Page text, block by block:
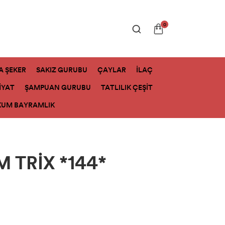
0
ŞEKER SAKIZ GURUBU ÇAYLAR
İLAÇ
ŞAMPUAN GURUBU
TATLILIK ÇEŞİT
BAYRAMLIK
TRİX *144*